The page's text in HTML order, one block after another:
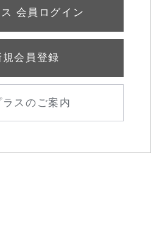
会員ログイン
規会員登録
ラスのご案内